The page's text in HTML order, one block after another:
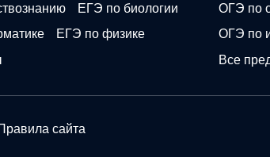
ЕГЭ по биологии
ЕГЭ по физике
ОГЭ по
ОГЭ по
Все
сайта